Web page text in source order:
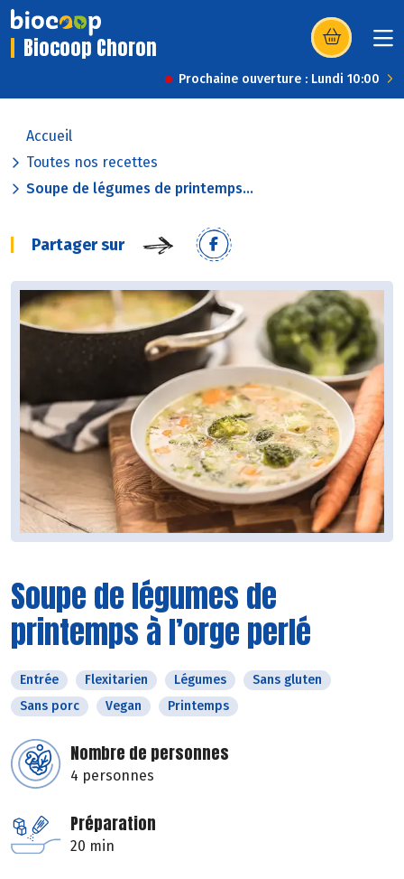
Biocoop Choron (s’ouvre dans
Prochaine ouverture : Lundi 10:00
Accueil
Toutes nos recettes
Soupe de légumes de printemps...
Partager sur
Soupe de légumes de
printemps à l’orge perlé
Entrée Flexitarien Légumes
Sans gluten
Sans porc
Vegan Printemps
Nombre de personnes
4 personnes
Préparation
20 min